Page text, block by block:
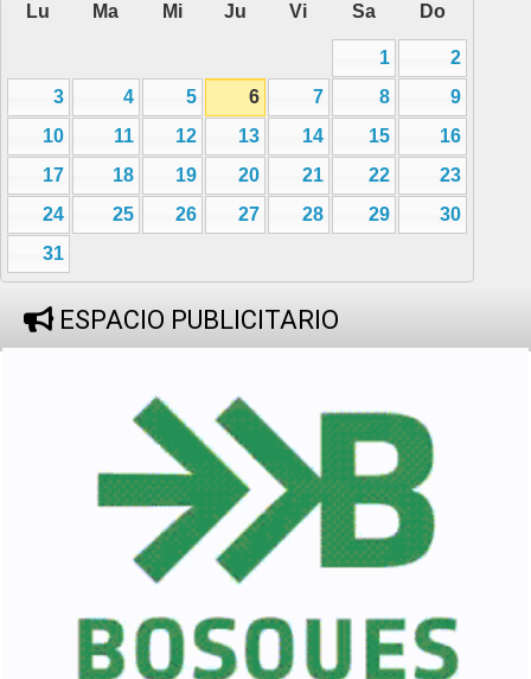
Lu Ma Mi Ju Vi Sa Do
1
2
3
4 5 6 7 8
9
10
11 12 13 14 15
16
17
18 19 20 21 22
23
24
25 26 27 28 29
30
31
ESPACIO PUBLICITARIO